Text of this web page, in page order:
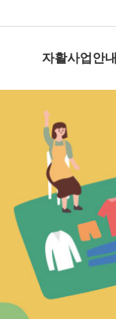
자활사업안내